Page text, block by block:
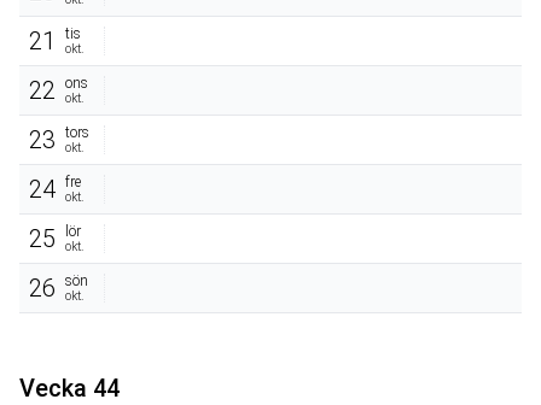
21 tis
okt.
22 ons
okt.
23 tors
okt.
24 fre
okt.
25 lör
okt.
26 sön
okt.
Vecka 44